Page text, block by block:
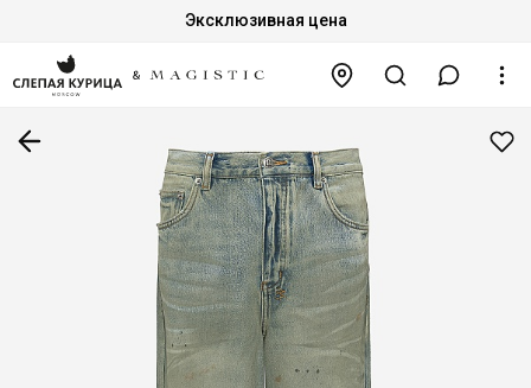
Эксклюзивная цена